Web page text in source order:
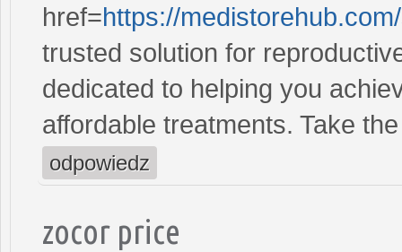
href=https://
trusted solution for
dedicated to helping you
affordable treatments. Take
odpowiedz
zocor price